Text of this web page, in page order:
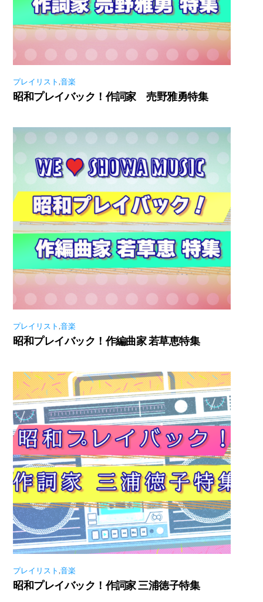
プレイリスト,音楽
昭和プレイバック！作詞家 売野雅勇特集
プレイリスト,音楽
昭和プレイバック！作編曲家 若草恵特集
プレイリスト,音楽
昭和プレイバック！作詞家 三浦徳子特集